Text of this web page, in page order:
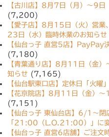
【古川店】8月7日（月）〜9日
(7,200)
【愛子店】8月15日（火）営
23日（水）臨時休業のお知らせ
【仙台っ子 直営5店】PayPay
(7,180)
【青葉通り店】8月11日（金
知らせ (7,165)
【仙台駅東口店】定休日「火曜
【花京院店】8月11日（金）
(7,151)
【仙台っ子 東仙台店】6/1〜閉
「21:00（L.O.21:00）」に変
【仙台っ子 直営6店舗】ご注文